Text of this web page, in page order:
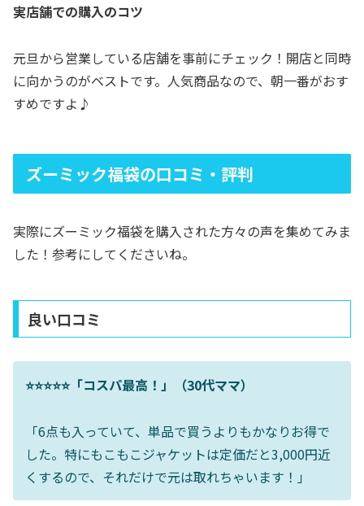
実店舗での購入のコツ
元旦から営業している店舗を事前にチェック！開店と同時
に向かうのがベストです。人気商品なので、朝一番がおす
すめですよ♪
ズーミック福袋の口コミ・評判
実際にズーミック福袋を購入された方々の声を集めてみま
した！参考にしてくださいね。
良い口コミ
⭐⭐⭐⭐⭐「コスパ最高！」（30代ママ）
「6点も入っていて、単品で買うよりもかなりお得で
した。特にもこもこジャケットは定価だと3,000円近
くするので、それだけで元は取れちゃいます！」